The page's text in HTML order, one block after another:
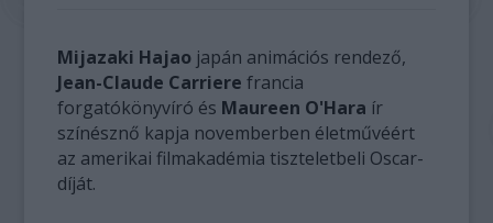
Mijazaki Hajao japán animációs rendező,
Jean-Claude Carriere francia
forgatókönyvíró és Maureen O'Hara ír
színésznő kapja novemberben életművéért
az amerikai filmakadémia tiszteletbeli Oscar-
díját.